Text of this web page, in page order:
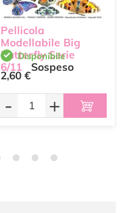
Pellicola
Modellabile Big
Butterfly Serie
6/11
Sospeso
Trasparente
Disponibile
2,60 €
- +